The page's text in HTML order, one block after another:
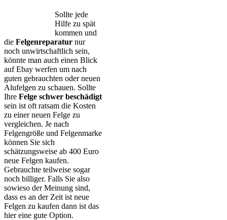
Sollte jede
Hilfe zu spät
kommen und
die Felgenreparatur nur
noch unwirtschaftlich sein,
könnte man auch einen Blick
auf Ebay werfen um nach
guten gebrauchten oder neuen
Alufelgen zu schauen. Sollte
Ihre Felge schwer beschädigt
sein ist oft ratsam die Kosten
zu einer neuen Felge zu
vergleichen. Je nach
Felgengröße und Felgenmarke
können Sie sich
schätzungsweise ab 400 Euro
neue Felgen kaufen.
Gebrauchte teilweise sogar
noch billiger. Falls Sie also
sowieso der Meinung sind,
dass es an der Zeit ist neue
Felgen zu kaufen dann ist das
hier eine gute Option.